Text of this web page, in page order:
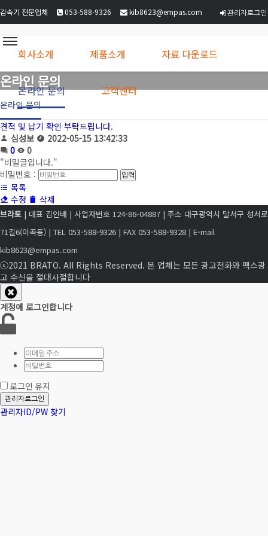
감속기 전문업체 053-588-9326 kib8623@empas.com 관리자로그인
회사소개 제품소개 자료 다운로드
온라인 문의 고객센터
온라인 문의
온라인 문의
견적 및 납기 확인 부탁드립니다.
심성보
2022-05-15 13:42:33
0
0
"비밀글입니다."
비밀번호 :
목록
수정
삭제
브라토 | 대표 김인배 | 사업자번호 124-86-04887 | 주소 대구광역시 달서구 성서로
71길6(이곡동) | TEL 053-588-9326 | FAX 053-588-9328 | E-mail
kib8623@empas.com
ⓒ2021 BRATO. All Rights Reserved. 본 업체는 모든 광고전화와 팩스광
고 수신을 절대사절합니다
계정에 로그인합니다
로그인 유지
관리자로그인
관리자ID/PW 찾기